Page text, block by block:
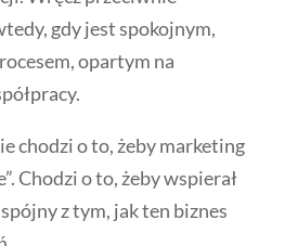
gdy jest spokojnym,
opartym na
chodzi o to, żeby marketing
Chodzi o to, żeby wspierał
z tym, jak ten biznes